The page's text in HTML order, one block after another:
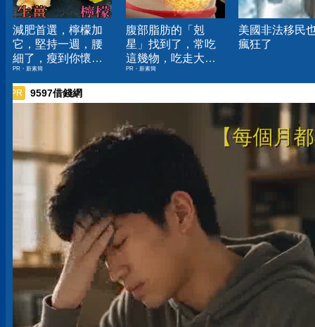
減肥首選，檸檬加
它，堅持一週，腰
細了，瘦到你懷疑
人生
PR・新素簡
腹部脂肪的「剋
星」找到了，常吃
這幾物，吃走大肚
囊，瘦出小蠻腰
PR・新素簡
美國非法移民
瘋狂了
PR 9597借錢網